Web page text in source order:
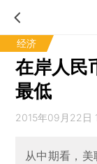
经济
在岸人民
最低
2015年09月22日
从中期看，